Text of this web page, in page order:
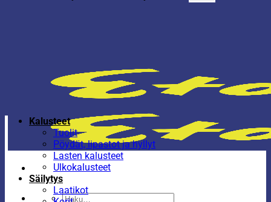
Etsi:
Kalusteet
Tuolit
Pöydät, lipastot ja hyllyt
Lasten kalusteet
Ulkokalusteet
Säilytys
Laatikot